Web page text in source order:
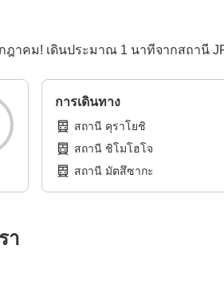
าคม! เดินประมาณ 1 นาทีจากสถานี
การเดินทาง
สถานี คุราโยชิ
สถานี ชิโมโฮโจ
สถานี มัตสึซากะ
า